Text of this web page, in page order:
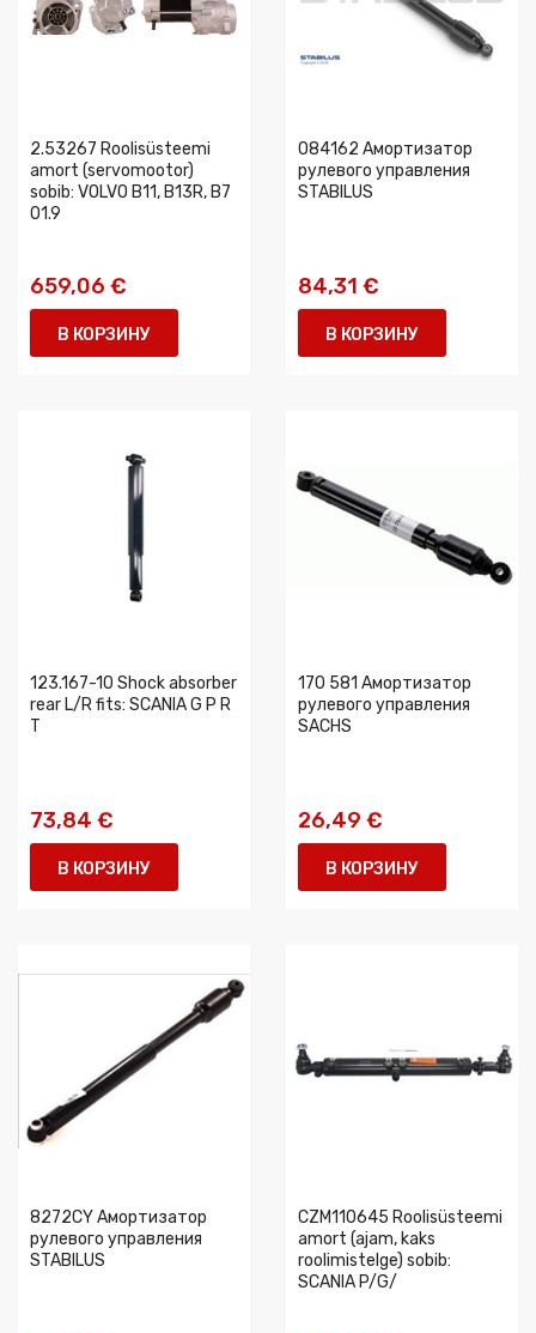
2.53267 Roolisüsteemi
amort (servomootor)
sobib: VOLVO B11, B13R, B7
01.9
659,06 €
В КОРЗИНУ
084162 Амортизатор
рулевого управления
STABILUS
84,31 €
В КОРЗИНУ
123.167-10 Shock absorber
rear L/R fits: SCANIA G P R
T
73,84 €
В КОРЗИНУ
170 581 Амортизатор
рулевого управления
SACHS
26,49 €
В КОРЗИНУ
8272CY Амортизатор
рулевого управления
STABILUS
CZM110645 Roolisüsteemi
amort (ajam, kaks
roolimistelge) sobib:
SCANIA P/G/